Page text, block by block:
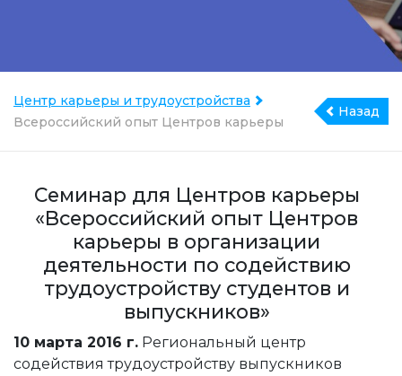
Центр карьеры и трудоустройства
Всероссийский опыт Центров карьеры
Назад
Семинар для Центров карьеры
«Всероссийский опыт Центров
карьеры в организации
деятельности по содействию
трудоустройству студентов и
выпускников»
10 марта 2016 г. Региональный центр
содействия трудоустройству выпускников